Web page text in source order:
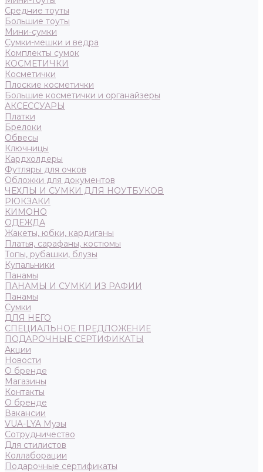
Средние тоуты
Большие тоуты
Мини-сумки
Сумки-мешки и ведра
Комплекты сумок
КОСМЕТИЧКИ
Косметички
Плоские косметички
Большие косметички и органайзеры
АКСЕССУАРЫ
Платки
Брелоки
Обвесы
Ключницы
Кардхолдеры
Футляры для очков
Обложки для документов
ЧЕХЛЫ И СУМКИ ДЛЯ НОУТБУКОВ
РЮКЗАКИ
КИМОНО
ОДЕЖДА
Жакеты, юбки, кардиганы
Платья, сарафаны, костюмы
Топы, рубашки, блузы
Купальники
Панамы
ПАНАМЫ И СУМКИ ИЗ РАФИИ
Панамы
Сумки
ДЛЯ НЕГО
СПЕЦИАЛЬНОЕ ПРЕДЛОЖЕНИЕ
ПОДАРОЧНЫЕ СЕРТИФИКАТЫ
Акции
Новости
О бренде
Магазины
Контакты
О бренде
Вакансии
VUA-LYA Музы
Сотрудничество
Для стилистов
Коллаборации
Подарочные сертификаты